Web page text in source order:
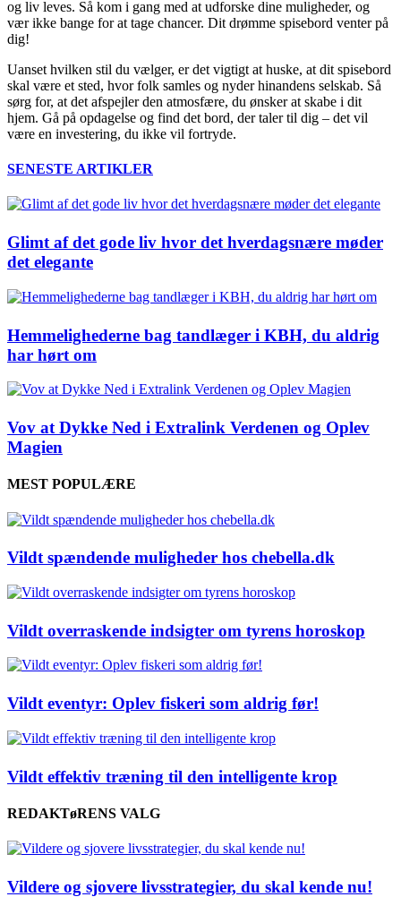
og liv leves. Så kom i gang med at udforske dine muligheder, og
vær ikke bange for at tage chancer. Dit drømme spisebord venter på
dig!
Uanset hvilken stil du vælger, er det vigtigt at huske, at dit spisebord
skal være et sted, hvor folk samles og nyder hinandens selskab. Så
sørg for, at det afspejler den atmosfære, du ønsker at skabe i dit
hjem. Gå på opdagelse og find det bord, der taler til dig – det vil
være en investering, du ikke vil fortryde.
SENESTE ARTIKLER
Glimt af det gode liv hvor det hverdagsnære møder
det elegante
Hemmelighederne bag tandlæger i KBH, du aldrig
har hørt om
Vov at Dykke Ned i Extralink Verdenen og Oplev
Magien
MEST POPULÆRE
Vildt spændende muligheder hos chebella.dk
Vildt overraskende indsigter om tyrens horoskop
Vildt eventyr: Oplev fiskeri som aldrig før!
Vildt effektiv træning til den intelligente krop
REDAKTøRENS VALG
Vildere og sjovere livsstrategier, du skal kende nu!